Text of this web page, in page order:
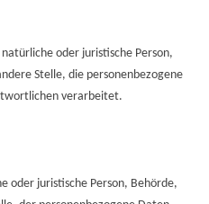
oder juristische Person,
Stelle, die personenbezogene
verarbeitet.
oder juristische Person, Behörde,